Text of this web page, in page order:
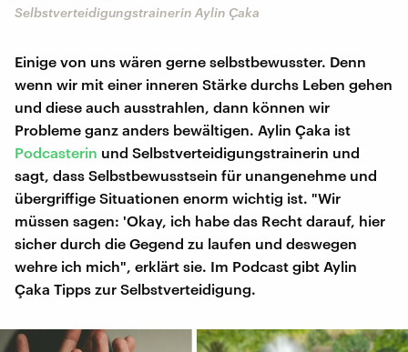
Selbstverteidigungstrainerin Aylin Çaka
Einige von uns wären gerne selbstbewusster. Denn
wenn wir mit einer inneren Stärke durchs Leben gehen
und diese auch ausstrahlen, dann können wir
Probleme ganz anders bewältigen. Aylin Çaka ist
Podcasterin und Selbstverteidigungstrainerin und
sagt, dass Selbstbewusstsein für unangenehme und
übergriffige Situationen enorm wichtig ist. "Wir
müssen sagen: 'Okay, ich habe das Recht darauf, hier
sicher durch die Gegend zu laufen und deswegen
wehre ich mich", erklärt sie. Im Podcast gibt Aylin
Çaka Tipps zur Selbstverteidigung.